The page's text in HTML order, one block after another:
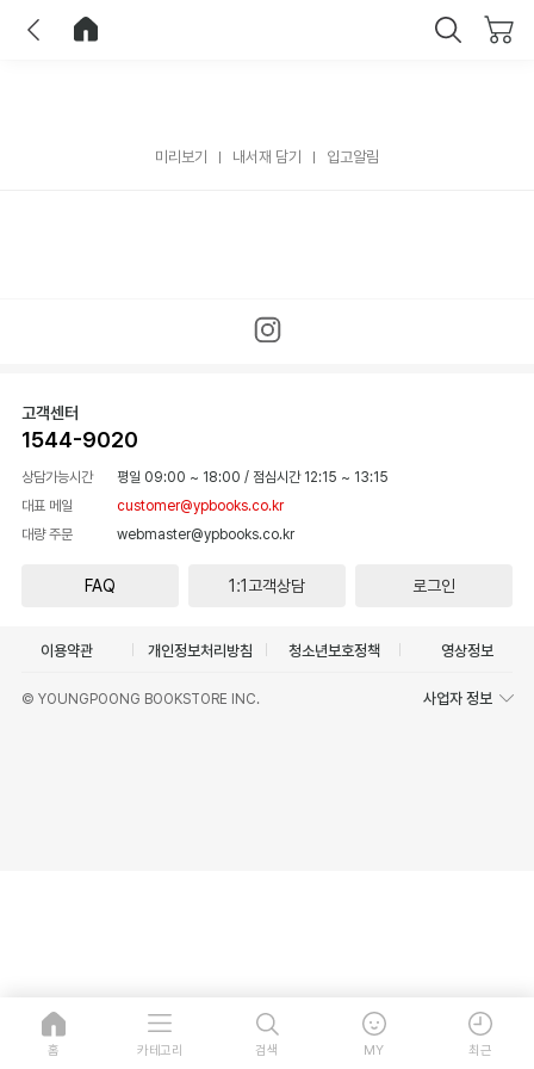
미리보기 내서재 담기 입고알림
고객센터
1544-9020
상담가능시간 평일 09:00 ~ 18:00 / 점심시간 12:15 ~ 13:15
대표 메일
customer@ypbooks.co.kr
대량 주문
webmaster@ypbooks.co.kr
FAQ 1:1고객상담 로그인
이용약관 개인정보처리방침 청소년보호정책 영상정보
© YOUNGPOONG BOOKSTORE INC. 사업자 정보
홈 카테고리 검색 MY 최근